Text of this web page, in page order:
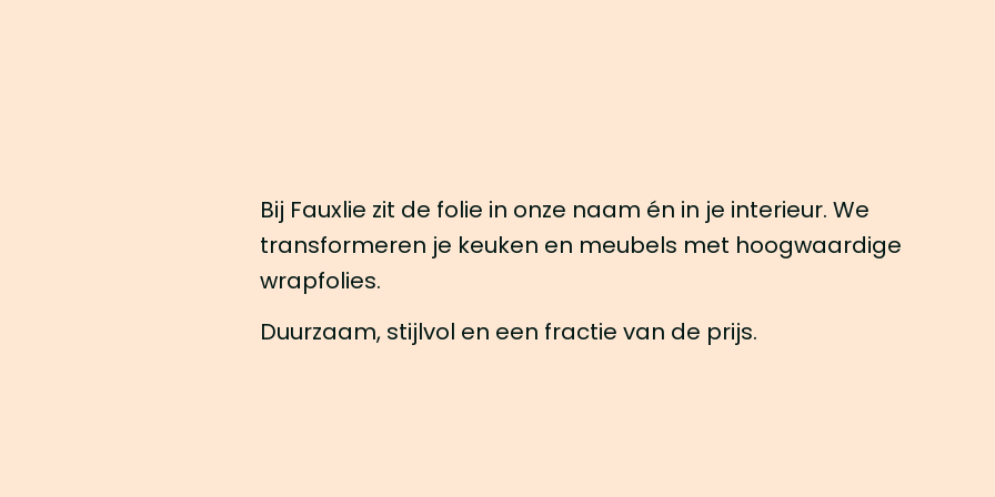
Bij Fauxlie zit de folie in onze naam én in je interieur. We
transformeren je keuken en meubels met hoogwaardige
wrapfolies.
Duurzaam, stijlvol en een fractie van de prijs.